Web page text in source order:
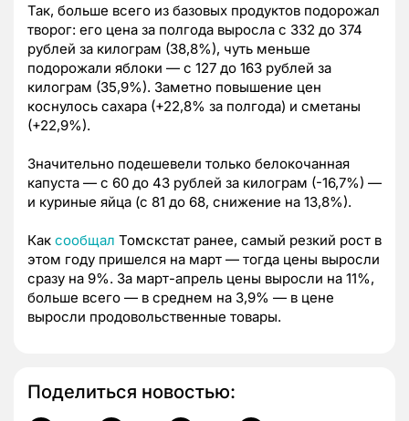
Так, больше всего из базовых продуктов подорожал
творог: его цена за полгода выросла с 332 до 374
рублей за килограм (38,8%), чуть меньше
подорожали яблоки — с 127 до 163 рублей за
килограм (35,9%). Заметно повышение цен
коснулось сахара (+22,8% за полгода) и сметаны
(+22,9%).
Значительно подешевели только белокочанная
капуста — с 60 до 43 рублей за килограм (-16,7%) —
и куриные яйца (с 81 до 68, снижение на 13,8%).
Как сообщал Томскстат ранее, самый резкий рост в
этом году пришелся на март — тогда цены выросли
сразу на 9%. За март-апрель цены выросли на 11%,
больше всего — в среднем на 3,9% — в цене
выросли продовольственные товары.
Поделиться новостью: